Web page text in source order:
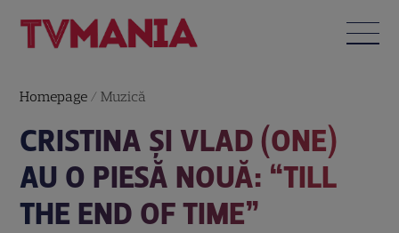
Homepage /Muzică
CRISTINA ŞI VLAD (ONE)
AU O PIESĂ NOUĂ: “TILL
THE END OF TIME”